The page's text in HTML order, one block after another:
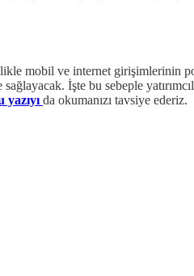
mobil ve internet
İşte bu sebeple
yazıyı da okumanızı tavsiye ederiz.